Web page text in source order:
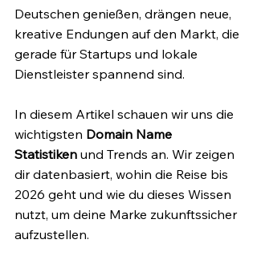
Deutschen genießen, drängen neue,
kreative Endungen auf den Markt, die
gerade für Startups und lokale
Dienstleister spannend sind.
In diesem Artikel schauen wir uns die
wichtigsten Domain Name
Statistiken und Trends an. Wir zeigen
dir datenbasiert, wohin die Reise bis
2026 geht und wie du dieses Wissen
nutzt, um deine Marke zukunftssicher
aufzustellen.